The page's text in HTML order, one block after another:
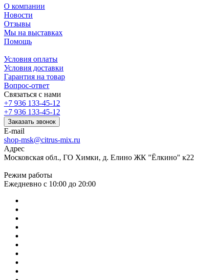
О компании
Новости
Отзывы
Мы на выставках
Помощь
Условия оплаты
Условия доставки
Гарантия на товар
Вопрос-ответ
Связаться с нами
+7 936 133-45-12
+7 936 133-45-12
Заказать звонок
E-mail
shop-msk@citrus-mix.ru
Адрес
Московская обл., ГО Химки, д. Елино ЖК "Ёлкино" к22
Режим работы
Ежедневно с 10:00 до 20:00